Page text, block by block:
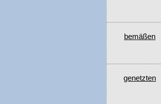
bemäßen
genetzten